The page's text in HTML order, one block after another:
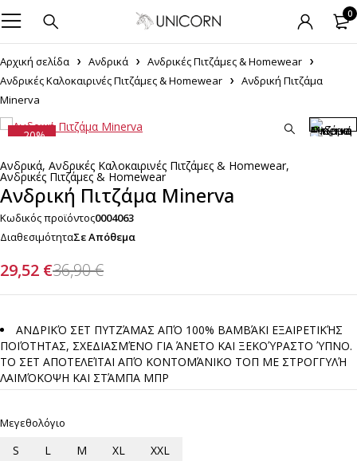
0
Αρχική σελίδα Ανδρικά
Ανδρικές Πιτζάμες & Homewear
Ανδρικές Καλοκαιρινές Πιτζάμες & Homewear
Ανδρική Πιτζάμα
Minerva
-20%
Ανδρικά, Ανδρικές Καλοκαιρινές Πιτζάμες & Homewear,
Ανδρικές Πιτζάμες & Homewear
Ανδρική Πιτζάμα Minerva
Κωδικός προϊόντος0004063
ΔιαθεσιμότηταΣε Απόθεμα
36,90€
29,52 €
ΑΝΔΡΙΚΌ ΣΕΤ ΠΥΤΖΆΜΑΣ ΑΠΌ 100% ΒΑΜΒΆΚΙ ΕΞΑΙΡΕΤΙΚΉΣ
ΠΟΙΌΤΗΤΑΣ, ΣΧΕΔΙΑΣΜΈΝΟ ΓΙΑ ΆΝΕΤΟ ΚΑΙ ΞΕΚΟΎΡΑΣΤΟ ΎΠΝΟ.
ΤΟ ΣΕΤ ΑΠΟΤΕΛΕΊΤΑΙ ΑΠΌ ΚΟΝΤΟΜΆΝΙΚΟ ΤΟΠ ΜΕ ΣΤΡΟΓΓΥΛΉ
ΛΑΙΜΌΚΟΨΗ ΚΑΙ ΣΤΆΜΠΑ ΜΠΡ
Μεγεθολόγιο
S L M XL XXL